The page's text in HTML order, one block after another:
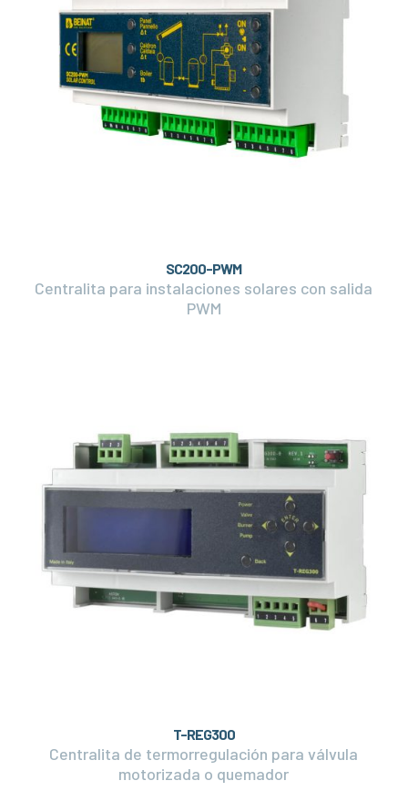
SC200-PWM
Centralita para instalaciones solares con salida
PWM
T-REG300
Centralita de termorregulación para válvula
motorizada o quemador